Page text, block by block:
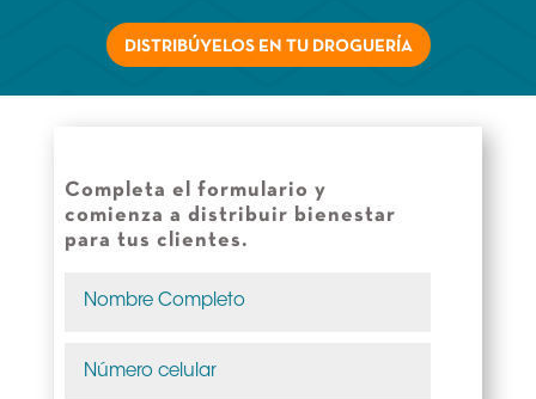
DISTRIBÚYELOS EN TU DROGUERÍA
Completa el formulario y
comienza a distribuir bienestar
para tus clientes.